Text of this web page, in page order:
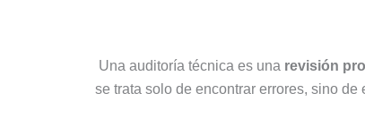
Una auditoría técnica es una revisión
se trata solo de encontrar errores, sino